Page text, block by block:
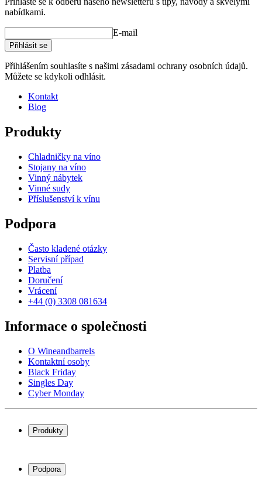
nabídkami.
E-mail
Přihlásit se
Přihlášením souhlasíte s našimi zásadami ochrany osobních údajů.
Můžete se kdykoli odhlásit.
Kontakt
Blog
Produkty
Chladničky na víno
Stojany na víno
Vinný nábytek
Vinné sudy
Příslušenství k vínu
Podpora
Často kladené otázky
Servisní případ
Platba
Doručení
Vrácení
+44 (0) 3308 081634
Informace o společnosti
O Wineandbarrels
Kontaktní osoby
Black Friday
Singles Day
Cyber Monday
Produkty
Stojany na víno
Vinný nábytek
Podpora